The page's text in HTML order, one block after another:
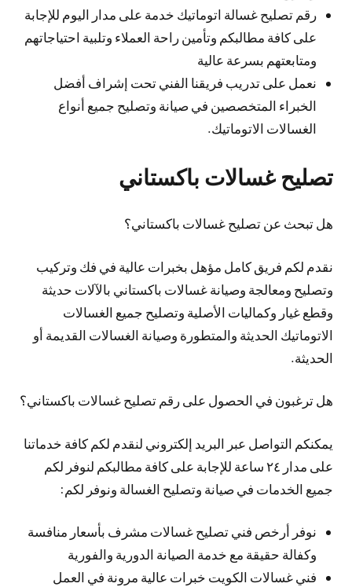
رقم تصليح غسالة اتوماتيك خدمة على مدار اليوم للإجابة
على كافة مطالبكم وتأمين راحة العملاء وتلبية احتياجاتهم
ومتابعتهم بسرعة عالية
نعمل على تدريب فريقنا الفني تحت إشراف أفضل
الخبراء المتخصصين في صيانة وتصليح جميع أنواع
الغسالات الاتوماتيك.
تصليح غسالات باكستاني
هل تبحث عن تصليح غسالات باكستاني؟
نقدم لكم فريق كامل مؤهل بخبرات عالية في فك وتركيب
وتصليح ومعالجة وصيانة غسالات باكستاني بالآلات حديثة
وقطع غيار وكماليات الأصلية وتصليح جميع الغسالات
الاتوماتيك الحديثة والمتطورة وصيانة الغسالات القديمة أو
الحديثة.
هل ترغبون في الحصول على رقم تصليح غسالات باكستاني؟
يمكنكم التواصل عبر البريد إلكتروني لنقدم لكم كافة خدماتنا
على مدار ٢٤ ساعة للإجابة على كافة مطالبكم لنوفر لكم
جميع الخدمات في صيانة وتصليح الغسالة ونوفر لكم:
نوفر أرخص فني تصليح غسالات مشرف بأسعار منافسة
وكفالة حقيقة مع خدمة الصيانة الدورية والفورية
فني غسالات الكويت خبرات عالية مرونة في العمل